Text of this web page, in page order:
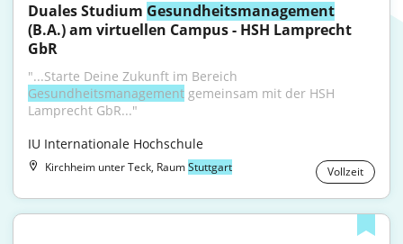
Duales Studium Gesundheitsmanagement
(B.A.) am virtuellen Campus - HSH Lamprecht
GbR
Gesundheitsmanagement gemeinsam mit der HSH
Lamprecht GbR..."
IU Internationale Hochschule
Kirchheim unter Teck, RaumStuttgart Vollzeit